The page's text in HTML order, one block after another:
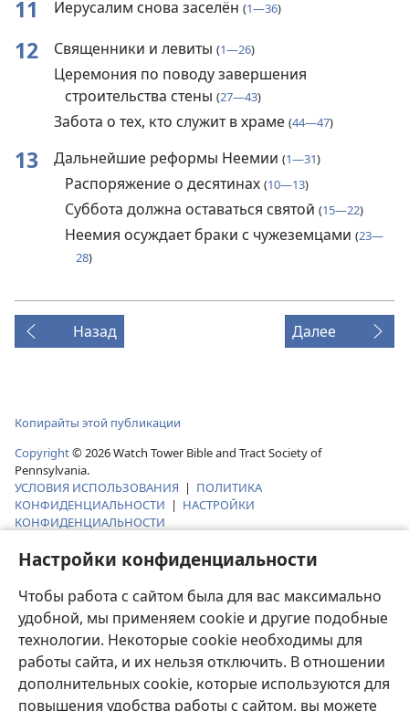
Настройки конфиденциальности
Чтобы работа с сайтом была для вас максимально
удобной, мы применяем cookie и другие подобные
технологии. Некоторые cookie необходимы для
работы сайта, и их нельзя отключить. В отношении
дополнительных cookie, которые используются для
повышения удобства работы с сайтом, вы можете
11 Иерусалим снова заселён (1—36)
12 Священники и левиты (1—26)
Церемония по поводу завершения
строительства стены (27—43)
Забота о тех, кто служит в храме (44—47)
13 Дальнейшие реформы Неемии (1—31)
Распоряжение о десятинах (10—13)
Суббота должна оставаться святой (15—22)
Неемия осуждает браки с чужеземцами (23—
28)
Назад Далее
Копирайты этой публикации
Copyright© 2026 Watch Tower Bible and Tract Society of
Pennsylvania.
УСЛОВИЯ ИСПОЛЬЗОВАНИЯ | ПОЛИТИКА
КОНФИДЕНЦИАЛЬНОСТИ | НАСТРОЙКИ
КОНФИДЕНЦИАЛЬНОСТИ